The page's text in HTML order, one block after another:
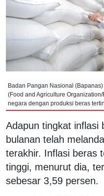
Badan Pangan Nasional
(Food and Agriculture
negara dengan produksi beras
Adapun tingkat inflasi
bulanan telah
terakhir. Inflasi beras
tinggi, menurut dia,
sebesar 3,59 persen.